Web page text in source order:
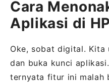
Cara
Aplikasi di
Oke, sobat digital. Kita
dan buka kunci
ternyata fitur ini malah